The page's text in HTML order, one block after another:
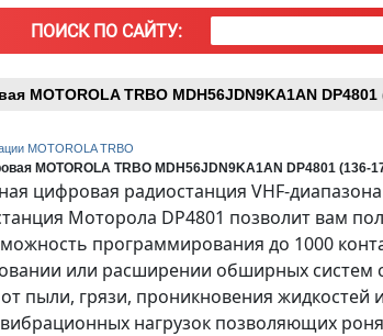
ПОИСК ПО САЙТУ:
MOTOROLA TRBO MDH56JDN9KA1AN
MOTOROLA TRBO
MOTOROLA TRBO MDH56JDN9KA1AN DP4801 (136-
цифровая радиостанция VHF-
Моторола DP4801 позволит вам
программирования до 1000
или расширении обширных систем
пыли, грязи, проникновения жидкостей
нагрузок позволяющих